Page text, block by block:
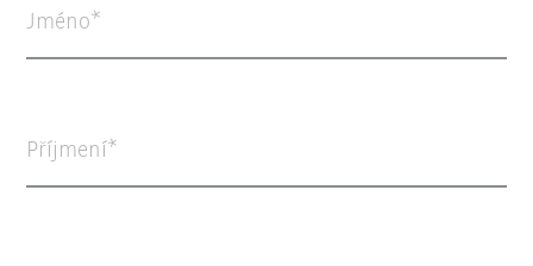
Jméno
Příjmení